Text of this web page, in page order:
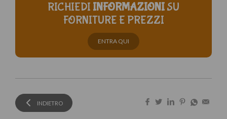
RICHIEDI INFORMAZIONISU
FORNITURE E PREZZI
ENTRA QUI
INDIETRO